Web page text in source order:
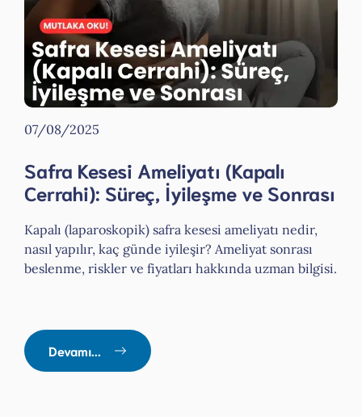
07/08/2025
Safra Kesesi Ameliyatı (Kapalı
Cerrahi): Süreç, İyileşme ve Sonrası
Kapalı (laparoskopik) safra kesesi ameliyatı nedir,
nasıl yapılır, kaç günde iyileşir? Ameliyat sonrası
beslenme, riskler ve fiyatları hakkında uzman bilgisi.
Devamı...